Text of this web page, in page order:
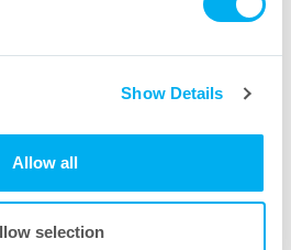
Show Details
Allow all
selection